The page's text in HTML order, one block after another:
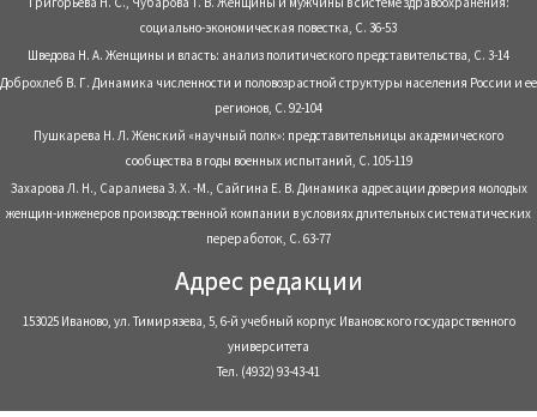
социально-экономическая повестка, С. 36-53
Шведова Н. А. Женщины и власть: анализ политического представительства, С. 3-14
Доброхлеб В. Г. Динамика численности и половозрастной структуры населения России и ее
регионов, С. 92-104
Пушкарева Н. Л. Женский «научный полк»: представительницы академического
сообщества в годы военных испытаний, С. 105-119
Захарова Л. Н., Саралиева З. Х. -М., Сайгина Е. В. Динамика адресации доверия молодых
женщин-инженеров производственной компании в условиях длительных систематических
переработок, С. 63-77
Адрес редакции
153025 Иваново, ул. Тимирязева, 5, 6-й учебный корпус Ивановского государственного
университета
Тел. (4932) 93-43-41